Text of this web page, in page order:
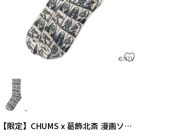
【限定】CHUMS x 葛飾北斎 漫画ソッ